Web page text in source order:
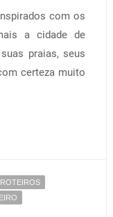
com os
a cidade de
praias, seus
certeza muito